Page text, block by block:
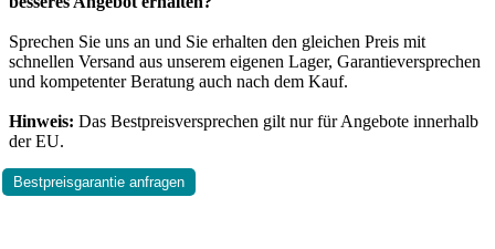
Sprechen Sie uns an und Sie erhalten den gleichen Preis mit
schnellen Versand aus unserem eigenen Lager, Garantieversprechen
und kompetenter Beratung auch nach dem Kauf.
Hinweis: Das Bestpreisversprechen gilt nur für Angebote innerhalb
der EU.
Bestpreisgarantie anfragen